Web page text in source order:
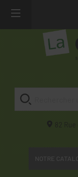
82 Rue
NOTRE